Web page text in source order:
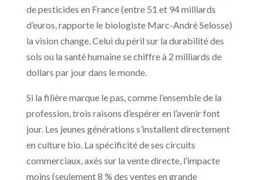
de pesticides en France (entre 51 et 94 milliards
d’euros, rapporte le biologiste Marc-André Selosse)
la vision change. Celui du péril sur la durabilité des
sols ou la santé humaine se chiffre à 2 milliards de
dollars par jour dans le monde.
Si la filière marque le pas, comme l’ensemble de la
profession, trois raisons d’espérer en l’avenir font
jour. Les jeunes générations s’installent directement
en culture bio. La spécificité de ses circuits
commerciaux, axés sur la vente directe, l’impacte
moins (seulement 8 % des ventes en grande